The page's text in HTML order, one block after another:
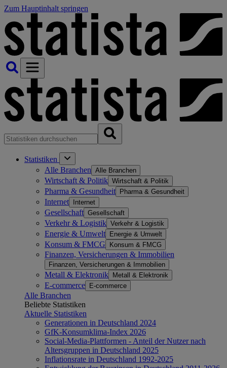
Zum Hauptinhalt springen
Statistiken
Alle Branchen Alle Branchen
Wirtschaft & Politik Wirtschaft & Politik
Pharma & Gesundheit Pharma & Gesundheit
Internet Internet
Gesellschaft Gesellschaft
Verkehr & Logistik Verkehr & Logistik
Energie & Umwelt Energie & Umwelt
Konsum & FMCG Konsum & FMCG
Finanzen, Versicherungen & Immobilien
Finanzen, Versicherungen & Immobilien
Metall & Elektronik Metall & Elektronik
E-commerce E-commerce
Alle Branchen
Beliebte Statistiken
Aktuelle Statistiken
Generationen in Deutschland 2024
GfK-Konsumklima-Index 2026
Social-Media-Plattformen - Anteil der Nutzer nach
Altersgruppen in Deutschland 2025
Inflationsrate in Deutschland 1992-2025